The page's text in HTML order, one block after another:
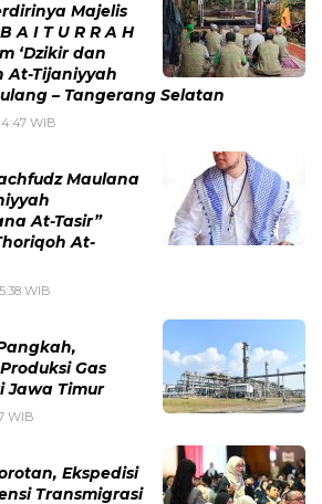
Majelis
A I T U R R A H
‘Dzikir dan
At-Tijaniyyah
– Tangerang Selatan
WIB
Maulana
At-Tasir”
At-
WIB
Gas
Jawa Timur
WIB
Ekspedisi
Transmigrasi